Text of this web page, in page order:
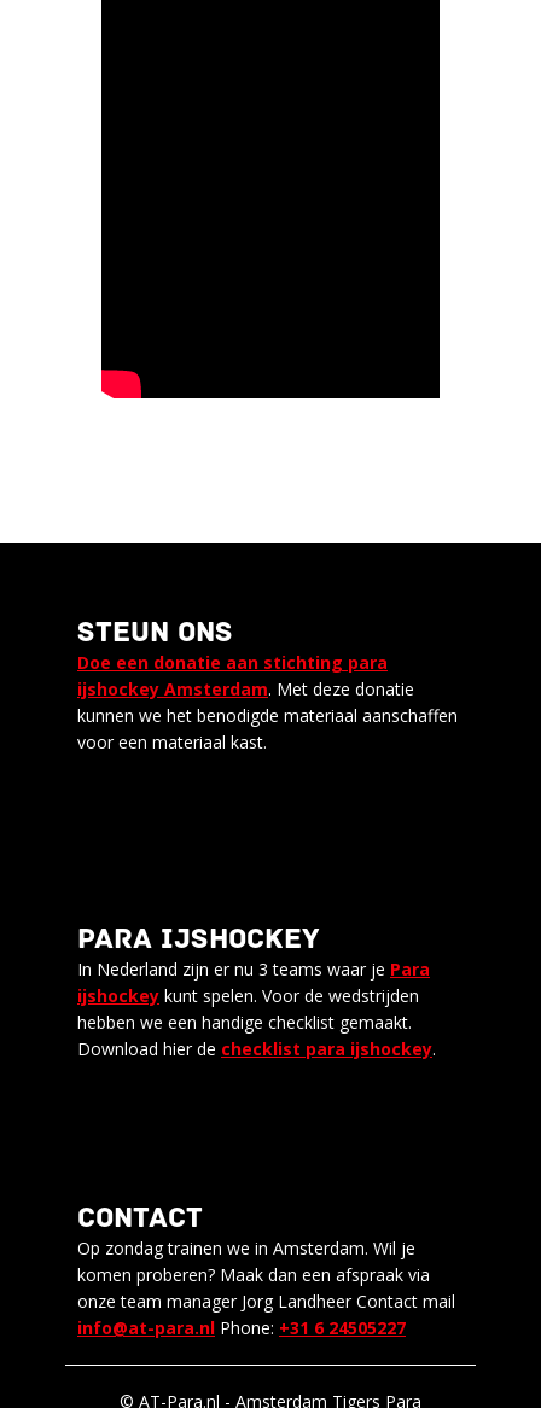
STEUN ONS
Doe een donatie aan stichting para
ijshockey Amsterdam. Met deze donatie
kunnen we het benodigde materiaal aanschaffen
voor een materiaal kast.
PARA IJSHOCKEY
In Nederland zijn er nu 3 teams waar je Para
ijshockey kunt spelen. Voor de wedstrijden
hebben we een handige checklist gemaakt.
Download hier de checklist para ijshockey.
CONTACT
Op zondag trainen we in Amsterdam. Wil je
komen proberen? Maak dan een afspraak via
onze team manager Jorg Landheer Contact mail
info@at-para.nl Phone: +31 6 24505227
© AT-Para.nl - Amsterdam Tigers Para